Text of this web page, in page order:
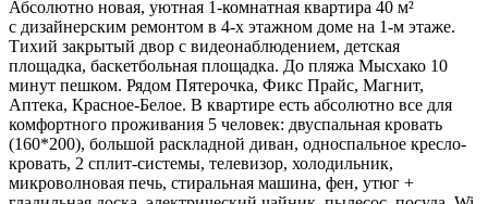
Абсолютно новая, уютная 1-комнатная квартира 40 м²
с дизайнерским ремонтом в 4-х этажном доме на 1-м этаже.
Тихий закрытый двор с видеонаблюдением, детская
площадка, баскетбольная площадка. До пляжа Мысхако 10
минут пешком. Рядом Пятерочка, Фикс Прайс, Магнит,
Аптека, Красное-Белое. В квартире есть абсолютно все для
комфортного проживания 5 человек: двуспальная кровать
(160*200), большой раскладной диван, односпальное кресло-
кровать, 2 сплит-системы, телевизор, холодильник,
микроволновая печь, стиральная машина, фен, утюг +